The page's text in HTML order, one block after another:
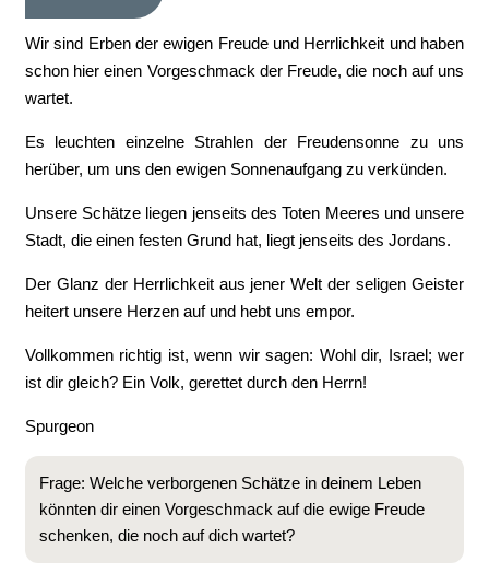
Wir sind Erben der ewigen Freude und Herrlichkeit und haben
schon hier einen Vorgeschmack der Freude, die noch auf uns
wartet.
Es leuchten einzelne Strahlen der Freudensonne zu uns
herüber, um uns den ewigen Sonnenaufgang zu verkünden.
Unsere Schätze liegen jenseits des Toten Meeres und unsere
Stadt, die einen festen Grund hat, liegt jenseits des Jordans.
Der Glanz der Herrlichkeit aus jener Welt der seligen Geister
heitert unsere Herzen auf und hebt uns empor.
Vollkommen richtig ist, wenn wir sagen: Wohl dir, Israel; wer
ist dir gleich? Ein Volk, gerettet durch den Herrn!
Spurgeon
Frage: Welche verborgenen Schätze in deinem Leben
könnten dir einen Vorgeschmack auf die ewige Freude
schenken, die noch auf dich wartet?